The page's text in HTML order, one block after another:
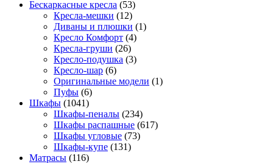
Бескаркасные кресла (53)
Кресла-мешки (12)
Диваны и плюшки (1)
Кресло Комфорт (4)
Кресла-груши (26)
Кресло-подушка (3)
Кресло-шар (6)
Оригинальные модели (1)
Пуфы (6)
Шкафы (1041)
Шкафы-пеналы (234)
Шкафы распашные (617)
Шкафы угловые (73)
Шкафы-купе (131)
Матрасы (116)